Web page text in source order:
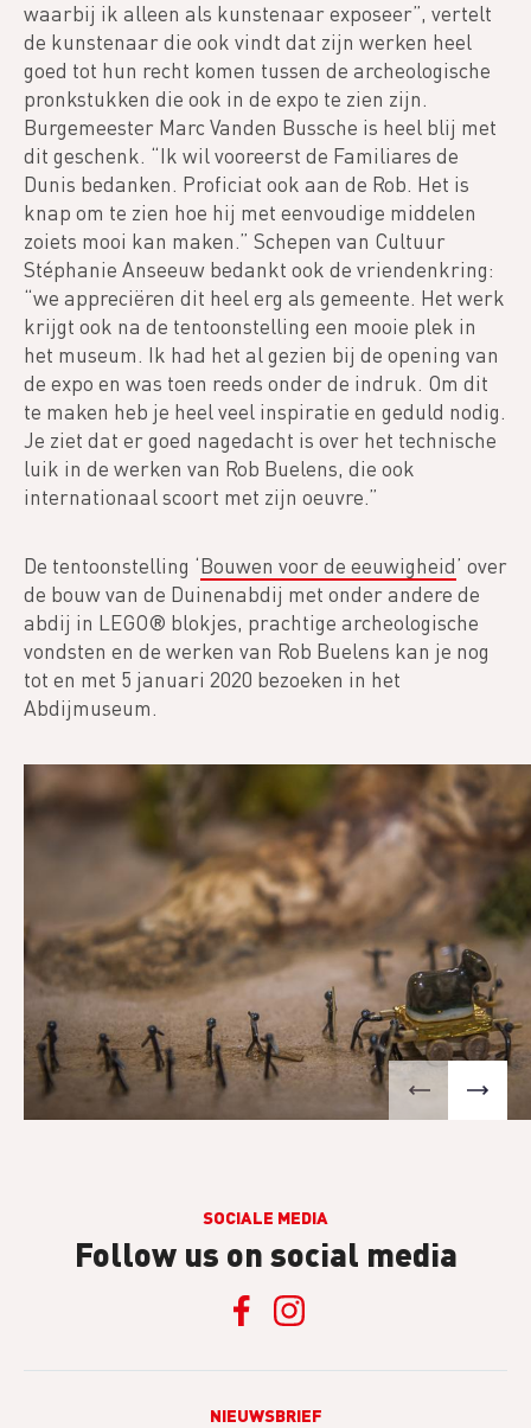
waarbij ik alleen als kunstenaar exposeer”, vertelt
de kunstenaar die ook vindt dat zijn werken heel
goed tot hun recht komen tussen de archeologische
pronkstukken die ook in de expo te zien zijn.
Burgemeester Marc Vanden Bussche is heel blij met
dit geschenk. “Ik wil vooreerst de Familiares de
Dunis bedanken. Proficiat ook aan de Rob. Het is
knap om te zien hoe hij met eenvoudige middelen
zoiets mooi kan maken.” Schepen van Cultuur
Stéphanie Anseeuw bedankt ook de vriendenkring:
“we appreciëren dit heel erg als gemeente. Het werk
krijgt ook na de tentoonstelling een mooie plek in
het museum. Ik had het al gezien bij de opening van
de expo en was toen reeds onder de indruk. Om dit
te maken heb je heel veel inspiratie en geduld nodig.
Je ziet dat er goed nagedacht is over het technische
luik in de werken van Rob Buelens, die ook
internationaal scoort met zijn oeuvre.”
De tentoonstelling ‘Bouwen voor de eeuwigheid’ over
de bouw van de Duinenabdij met onder andere de
abdij in LEGO® blokjes, prachtige archeologische
vondsten en de werken van Rob Buelens kan je nog
tot en met 5 januari 2020 bezoeken in het
Abdijmuseum.
SOCIALE MEDIA
Follow us on social media
NIEUWSBRIEF